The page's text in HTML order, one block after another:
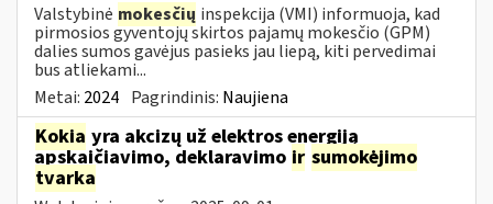
Valstybinė mokesčių inspekcija (VMI) informuoja, kad
pirmosios gyventojų skirtos pajamų mokesčio (GPM)
dalies sumos gavėjus pasieks jau liepą, kiti pervedimai
bus atliekami...
Metai: 2024 Pagrindinis: Naujiena
Kokia yra akcizų už elektros energiją
apskaičiavimo, deklaravimo ir sumokėjimo
tvarka